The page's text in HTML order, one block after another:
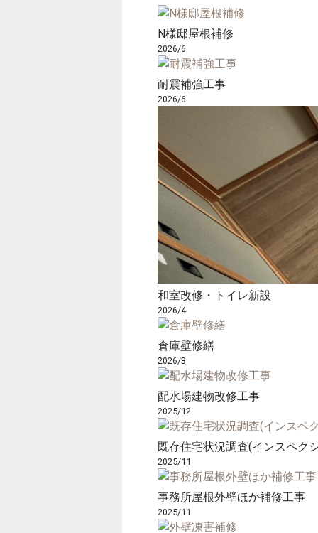
N様邸屋根補修
2026/6
耐震補強工事
2026/6
和室改修・トイレ新設
2026/4
倉庫壁修繕
2026/3
配水場建物改修工事
2025/12
既存住宅状況調査(インスペク
2025/11
事務所屋根外壁ほか補修工事
2025/11